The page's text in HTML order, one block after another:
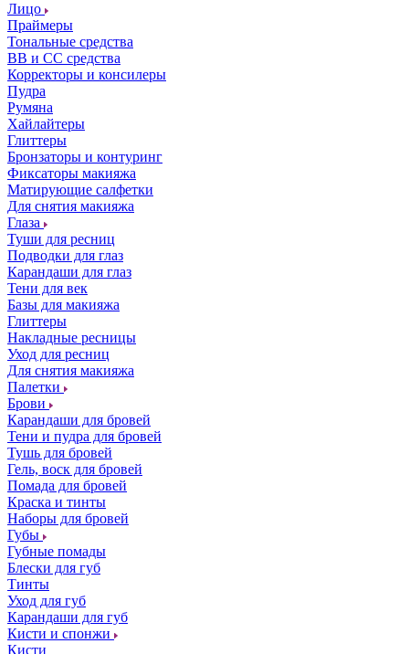
Лицо
Праймеры
Тональные средства
ВВ и СС средства
Корректоры и консилеры
Пудра
Румяна
Хайлайтеры
Глиттеры
Бронзаторы и контуринг
Фиксаторы макияжа
Матирующие салфетки
Для снятия макияжа
Глаза
Туши для ресниц
Подводки для глаз
Карандаши для глаз
Тени для век
Базы для макияжа
Глиттеры
Накладные ресницы
Уход для ресниц
Для снятия макияжа
Палетки
Брови
Карандаши для бровей
Тени и пудра для бровей
Тушь для бровей
Гель, воск для бровей
Помада для бровей
Краска и тинты
Наборы для бровей
Губы
Губные помады
Блески для губ
Тинты
Уход для губ
Карандаши для губ
Кисти и спонжи
Кисти